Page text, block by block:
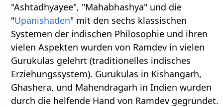
"Ashtadhyayee", "Mahabhashya" und die
"Upanishaden" mit den sechs klassischen
Systemen der indischen Philosophie und ihren
vielen Aspekten wurden von Ramdev in vielen
Gurukulas gelehrt (traditionelles indisches
Erziehungssystem). Gurukulas in Kishangarh,
Ghashera, und Mahendragarh in Indien wurden
durch die helfende Hand von Ramdev gegründet.